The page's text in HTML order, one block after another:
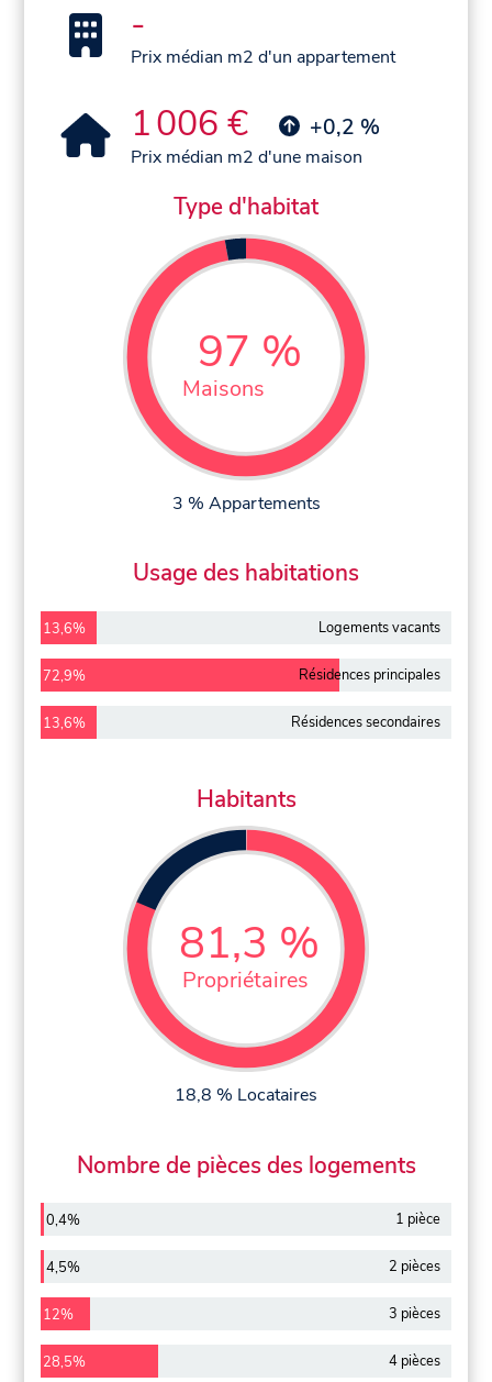
-
Prix médian m2 d'un appartement
1 006 € +0,2 %
Prix médian m2 d'une maison
Type d'habitat
97 %
Maisons
3 % Appartements
Usage des habitations
13,6% Logements vacants
72,9% Résidences principales
13,6% Résidences secondaires
Habitants
81,3 %
Propriétaires
18,8 % Locataires
Nombre de pièces des logements
0,4% 1 pièce
4,5% 2 pièces
12% 3 pièces
28,5% 4 pièces